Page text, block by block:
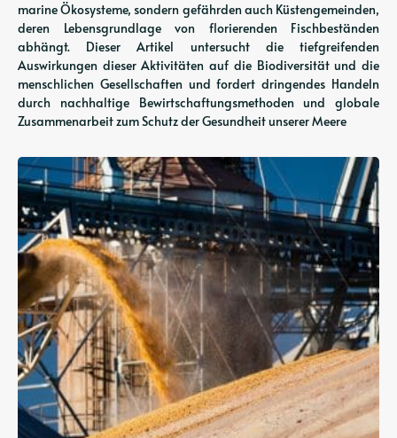
marine Ökosysteme, sondern gefährden auch Küstengemeinden,
deren Lebensgrundlage von florierenden Fischbeständen
abhängt. Dieser Artikel untersucht die tiefgreifenden
Auswirkungen dieser Aktivitäten auf die Biodiversität und die
menschlichen Gesellschaften und fordert dringendes Handeln
durch nachhaltige Bewirtschaftungsmethoden und globale
Zusammenarbeit zum Schutz der Gesundheit unserer Meere